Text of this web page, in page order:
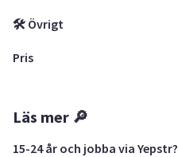
🛠 Övrigt
Pris
Läs mer 🔎
15-24 år och jobba via Yepstr?